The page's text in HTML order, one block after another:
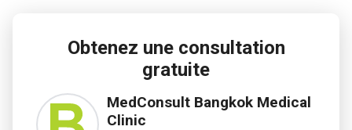
Obtenez une consultation
gratuite
MedConsult Bangkok Medical
Clinic